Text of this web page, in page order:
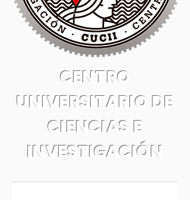
CENTRO
UNIVERSITARIO DE
CIENCIAS E
INVESTIGACIÓN